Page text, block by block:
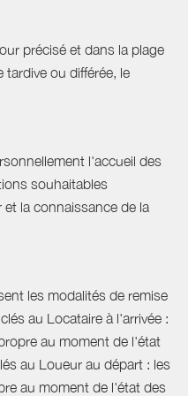
précisé et dans la plage
tardive ou différée, le
l'accueil des
souhaitables
la connaissance de la
les modalités de remise
au Locataire à l'arrivée :
au moment de l'état
au Loueur au départ : les
au moment de l'état des